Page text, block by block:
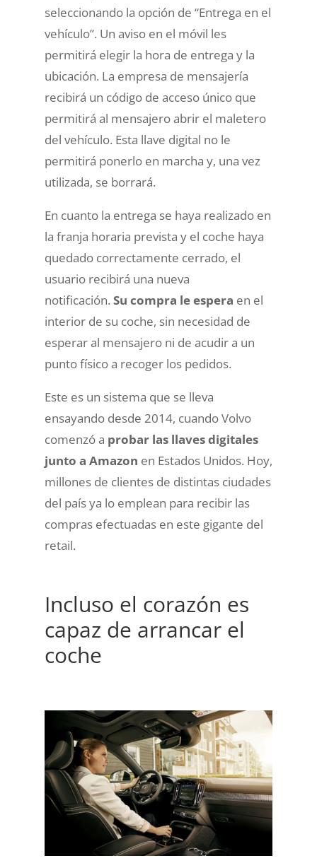
seleccionando la opción de “Entrega en el
vehículo”. Un aviso en el móvil les
permitirá elegir la hora de entrega y la
ubicación. La empresa de mensajería
recibirá un código de acceso único que
permitirá al mensajero abrir el maletero
del vehículo. Esta llave digital no le
permitirá ponerlo en marcha y, una vez
utilizada, se borrará.
En cuanto la entrega se haya realizado en
la franja horaria prevista y el coche haya
quedado correctamente cerrado, el
usuario recibirá una nueva
notificación. Su compra le espera en el
interior de su coche, sin necesidad de
esperar al mensajero ni de acudir a un
punto físico a recoger los pedidos.
Este es un sistema que se lleva
ensayando desde 2014, cuando Volvo
comenzó a probar las llaves digitales
junto a Amazon en Estados Unidos. Hoy,
millones de clientes de distintas ciudades
del país ya lo emplean para recibir las
compras efectuadas en este gigante del
retail.
Incluso el corazón es
capaz de arrancar el
coche